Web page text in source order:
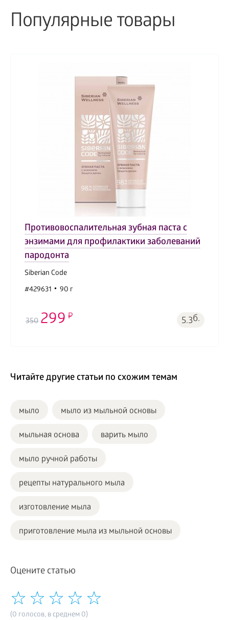
Популярные товары
Противовоспалительная зубная паста с
энзимами для профилактики заболеваний
пародонта
Siberian Code
#429631
90 г
350 299 5.3б.
Читайте другие статьи по схожим темам
мыло мыло из мыльной основы
мыльная основа варить мыло
мыло ручной работы
рецепты натурального мыла
изготовление мыла
приготовление мыла из мыльной основы
Оцените статью
(0 голосов, в среднем 0)